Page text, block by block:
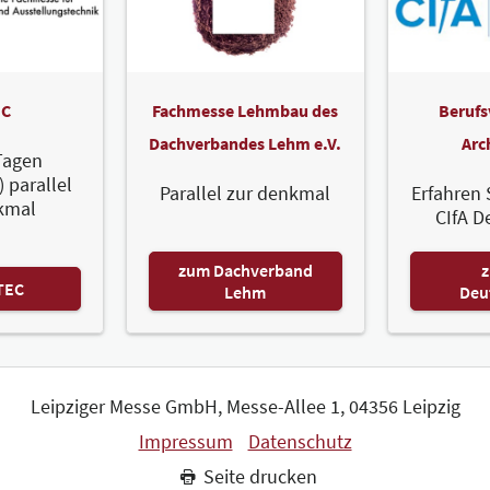
parallel
Fachmesse Lehmbau des
Dachverbandes Lehm e.V.
Parallel zur denkmal
zum Dachverband
Lehm
Erfahren
CIfA
Leipziger Messe GmbH, Messe-Allee 1, 04356 Leipzig
Impressum
Datenschutz
Seite drucken